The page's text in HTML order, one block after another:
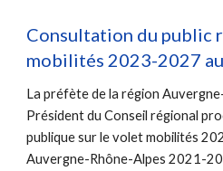
Consultation du public
mobilités 2023-2027
La préfète de la région
Président du Conseil régional
publique sur le volet mobilités
Auvergne-Rhône-Alpes 2021-